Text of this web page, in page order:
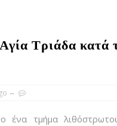
Τριάδα κατά
ένα τμήμα